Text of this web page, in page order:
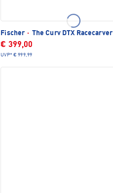
Fischer · The Curv DTX Racecarver
€ 399,00
UVP* € 999,99